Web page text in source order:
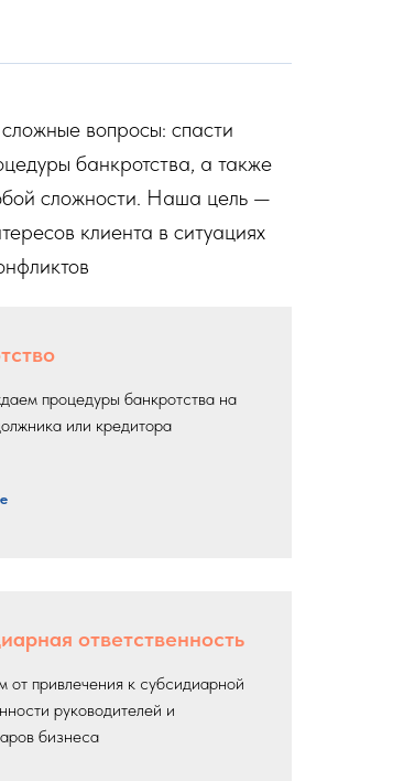
вопросы: спасти
банкротства, а также
сложности. Наша цель —
клиента в ситуациях
процедуры банкротства на
или кредитора
ответственность
привлечения к субсидиарной
руководителей и
бизнеса